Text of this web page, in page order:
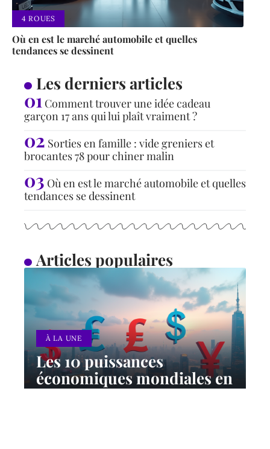
4 ROUES
Où en est le marché automobile et quelles
tendances se dessinent
Les derniers articles
Comment trouver une idée cadeau
garçon 17 ans qui lui plaît vraiment ?
Sorties en famille : vide greniers et
brocantes 78 pour chiner malin
Où en est le marché automobile et quelles
tendances se dessinent
Articles populaires
À LA UNE
Les 10 puissances
économiques mondiales en
2024 : classement et